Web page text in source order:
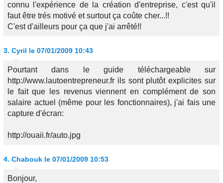
connu l'expérience de la création d'entreprise, c'est qu'il
faut être trés motivé et surtout ça coûte cher...!!
C'est d'ailleurs pour ça que j'ai arrêté!!
3. Cyril le 07/01/2009 10:43
Pourtant dans le guide téléchargeable sur
http://www.lautoentrepreneur.fr ils sont plutôt explicites sur
le fait que les revenus viennent en complément de son
salaire actuel (même pour les fonctionnaires), j'ai fais une
capture d'écran:
http://ouaii.fr/auto.jpg
4. Chabouk le 07/01/2009 10:53
Bonjour,